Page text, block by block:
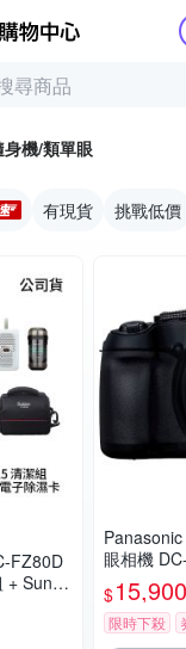
Yahoo購物
身機/類單眼
有現貨 挑戰低價
FZ80D
+ SunLi
銳
FZ80
眼相機
$15,900
限時下殺